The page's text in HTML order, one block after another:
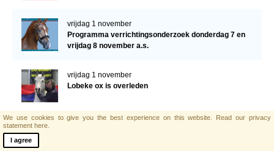
vrijdag 1 november
Programma verrichtingsonderzoek donderdag 7 en
vrijdag 8 november a.s.
vrijdag 1 november
Lobeke ox is overleden
We use cookies to give you the best experience on this website. Read our privacy
statement here.
I agree